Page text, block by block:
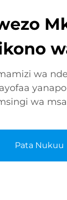
wa
wa
Pata Nukuu